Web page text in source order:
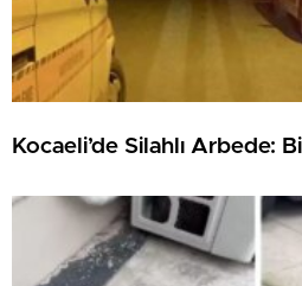
Kocaeli’de Silahlı Arbede: